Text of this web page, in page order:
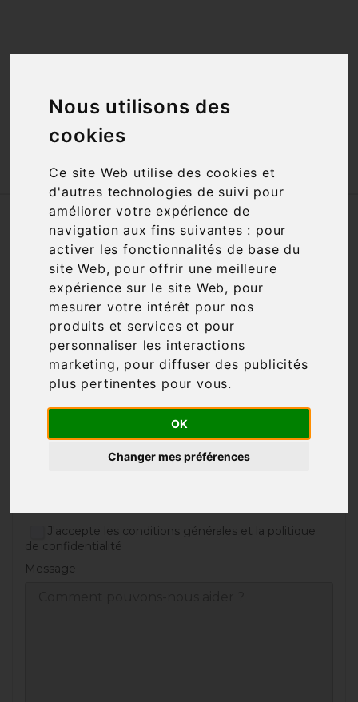
Nous utilisons des
cookies
Ce site Web utilise des cookies et
d'autres technologies de suivi pour
améliorer votre expérience de
navigation aux fins suivantes : pour
activer les fonctionnalités de base du
site Web, pour offrir une meilleure
expérience sur le site Web, pour
mesurer votre intérêt pour nos
produits et services et pour
personnaliser les interactions
marketing, pour diffuser des publicités
plus pertinentes pour vous.
OK
Changer mes préférences
Cookies</a>
Accueil Contactez-nous
Contactez-Nous
Sujet
Adresse e-mail
Document joint ( Optionnel )
J'accepte les conditions générales et la politique
de confidentialité
Message